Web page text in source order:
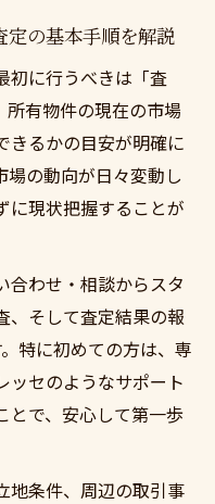
定の基本手順を解説
初に行うべきは「査
所有物件の現在の市場
きるかの目安が明確に
場の動向が日々変動し
に現状把握することが
合わせ・相談からスタ
、そして査定結果の報
特に初めての方は、専
ッセのようなサポート
とで、安心して第一歩
地条件、周辺の取引事